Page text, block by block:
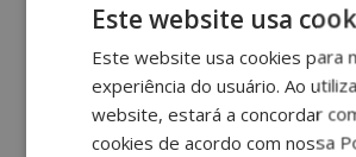
Outros cursos
Este website usa
Este website usa cookies para
experiência do usuário. Ao
website, estará a concordar
cookies de acordo com nossa